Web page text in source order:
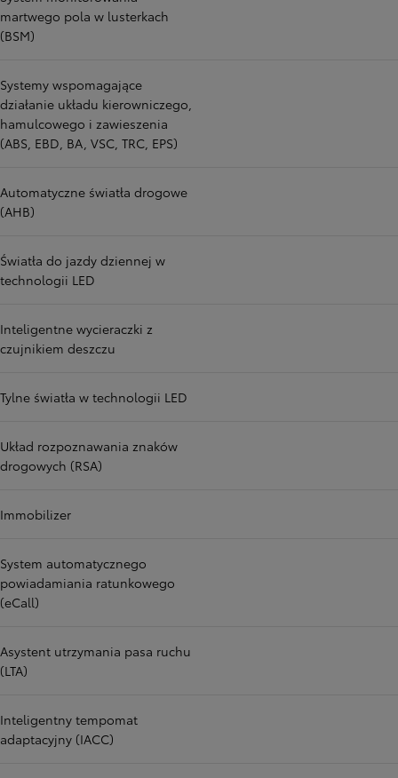
martwego pola w lusterkach
(BSM)
Systemy wspomagające
działanie układu kierowniczego,
hamulcowego i zawieszenia
(ABS, EBD, BA, VSC, TRC, EPS)
Automatyczne światła drogowe
(AHB)
Światła do jazdy dziennej w
technologii LED
Inteligentne wycieraczki z
czujnikiem deszczu
Tylne światła w technologii LED
Układ rozpoznawania znaków
drogowych (RSA)
Immobilizer
System automatycznego
powiadamiania ratunkowego
(eCall)
Asystent utrzymania pasa ruchu
(LTA)
Inteligentny tempomat
adaptacyjny (IACC)